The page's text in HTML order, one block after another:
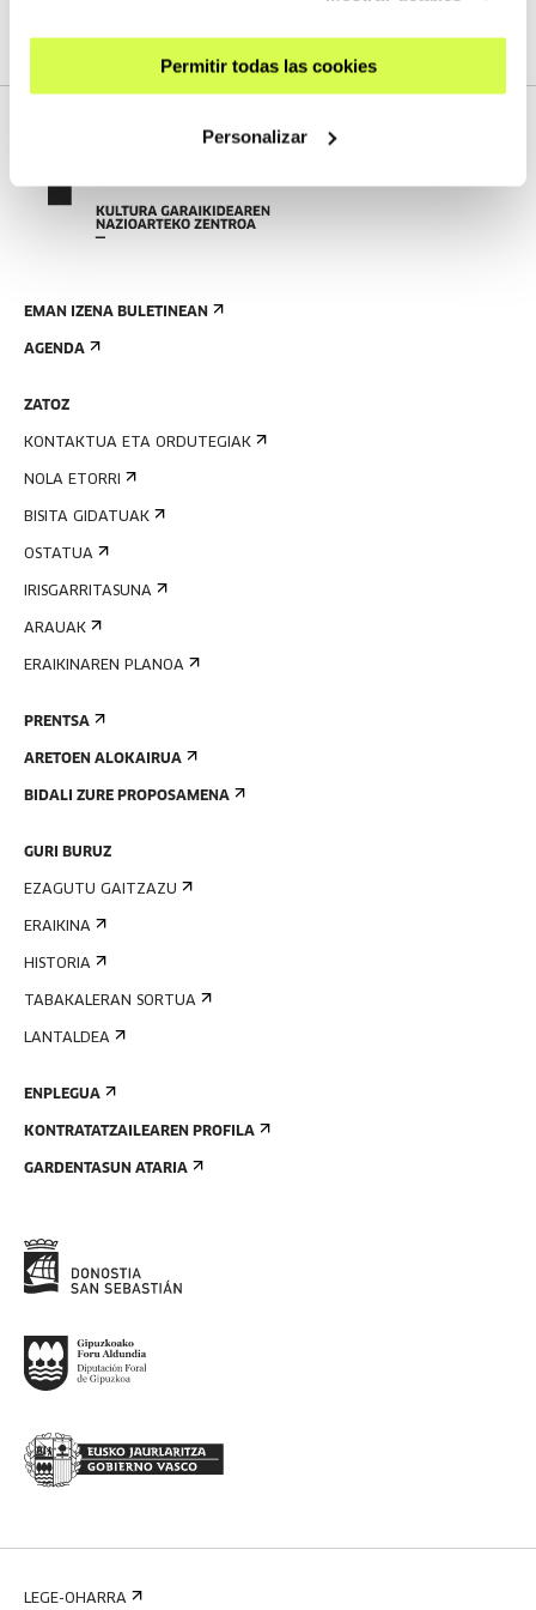
Permitir todas las cookies
Personalizar
EMAN IZENA BULETINEAN
AGENDA
ZATOZ
KONTAKTUA ETA ORDUTEGIAK
NOLA ETORRI
BISITA GIDATUAK
OSTATUA
IRISGARRITASUNA
ARAUAK
ERAIKINAREN PLANOA
PRENTSA
ARETOEN ALOKAIRUA
BIDALI ZURE PROPOSAMENA
GURI BURUZ
EZAGUTU GAITZAZU
ERAIKINA
HISTORIA
TABAKALERAN SORTUA
LANTALDEA
ENPLEGUA
KONTRATATZAILEAREN PROFILA
GARDENTASUN ATARIA
LEGE-OHARRA